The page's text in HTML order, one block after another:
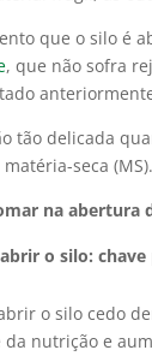
que o silo é
, que não sofra
tão delicada
seca (MS).
na abertura
o silo:
o silo cedo
nutrição e